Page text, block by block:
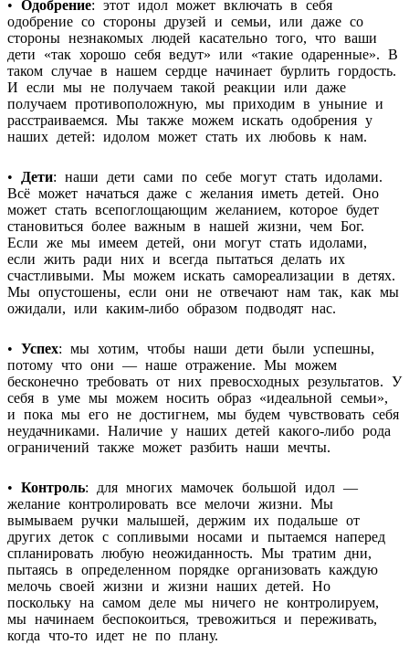
• Одобрение: этот идол может включать в себя
одобрение со стороны друзей и семьи, или даже со
стороны незнакомых людей касательно того, что ваши
дети «так хорошо себя ведут» или «такие одаренные». В
таком случае в нашем сердце начинает бурлить гордость.
И если мы не получаем такой реакции или даже
получаем противоположную, мы приходим в уныние и
расстраиваемся. Мы также можем искать одобрения у
наших детей: идолом может стать их любовь к нам.
• Дети: наши дети сами по себе могут стать идолами.
Всё может начаться даже с желания иметь детей. Оно
может стать всепоглощающим желанием, которое будет
становиться более важным в нашей жизни, чем Бог.
Если же мы имеем детей, они могут стать идолами,
если жить ради них и всегда пытаться делать их
счастливыми. Мы можем искать самореализации в детях.
Мы опустошены, если они не отвечают нам так, как мы
ожидали, или каким-либо образом подводят нас.
• Успех: мы хотим, чтобы наши дети были успешны,
потому что они — наше отражение. Мы можем
бесконечно требовать от них превосходных результатов. У
себя в уме мы можем носить образ «идеальной семьи»,
и пока мы его не достигнем, мы будем чувствовать себя
неудачниками. Наличие у наших детей какого-либо рода
ограничений также может разбить наши мечты.
• Контроль: для многих мамочек большой идол —
желание контролировать все мелочи жизни. Мы
вымываем ручки малышей, держим их подальше от
других деток с сопливыми носами и пытаемся наперед
спланировать любую неожиданность. Мы тратим дни,
пытаясь в определенном порядке организовать каждую
мелочь своей жизни и жизни наших детей. Но
поскольку на самом деле мы ничего не контролируем,
мы начинаем беспокоиться, тревожиться и переживать,
когда что-то идет не по плану.